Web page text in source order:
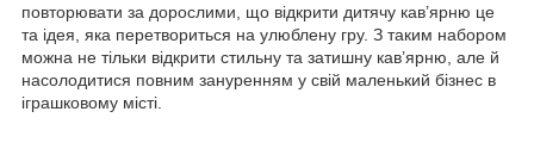
повторювати за дорослими, що відкрити дитячу кав’ярню це
та ідея, яка перетвориться на улюблену гру. З таким набором
можна не тільки відкрити стильну та затишну кав’ярню, але й
насолодитися повним зануренням у свій маленький бізнес в
іграшковому місті.